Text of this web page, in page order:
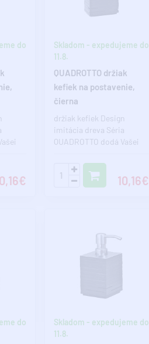
do
Skladom - expedujeme do
11.8.
QUADROTTO držiak
kefiek na postavenie,
čierna
držiak kefiek Design
imitácia dreva Séria
QUADROTTO dodá Vašej
Pokiaľ chcete..
10,16€
do
Skladom - expedujeme do
11.8.